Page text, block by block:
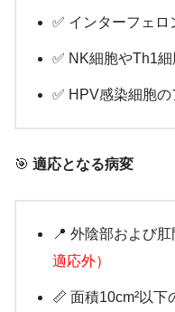
✅ インターフェロ
✅ NK細胞やTh1
✅ HPV感染細胞
🎯 適応となる病変
📍 外陰部および
適応外）
📏 面積10cm²以下